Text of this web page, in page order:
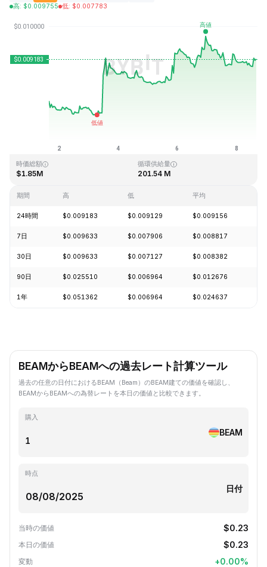
高: $0.009755 低: $0.007783
最終更新日時：2026-08-08、15:23 GMT+0
$0.006168
時価総額
$1.85M
循環供給量
201.54 M
期間 高 低 平均
24時間 $0.009183 $0.009129 $0.009156
7日 $0.009633 $0.007906 $0.008817
30日 $0.009633 $0.007127 $0.008382
90日 $0.025510 $0.006964 $0.012676
1年 $0.051362 $0.006964 $0.024637
BEAMからBEAMへの過去レート計算ツール
過去の任意の日付におけるBEAM（Beam）のBEAM建ての価値を確認し、
BEAMからBEAMへの為替レートを本日の価値と比較できます。
購入
BEAM
時点
日付
当時の価値 $0.23
本日の価値 $0.23
変動 +0.00%